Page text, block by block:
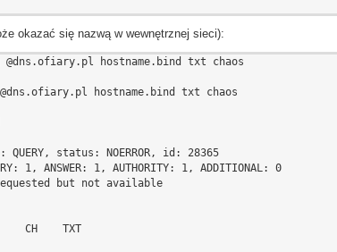
okazać się nazwą w wewnętrznej sieci):
@dns.ofiary.pl hostname.bind txt chaos
hostname.bind txt chaos
QUERY, status: NOERROR, id: 28365
1, ANSWER: 1, AUTHORITY: 1, ADDITIONAL: 0
but not available
CH    TXT